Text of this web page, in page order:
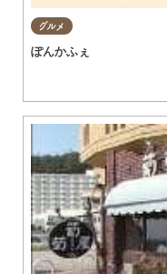
グルメ
ぽんかふぇ